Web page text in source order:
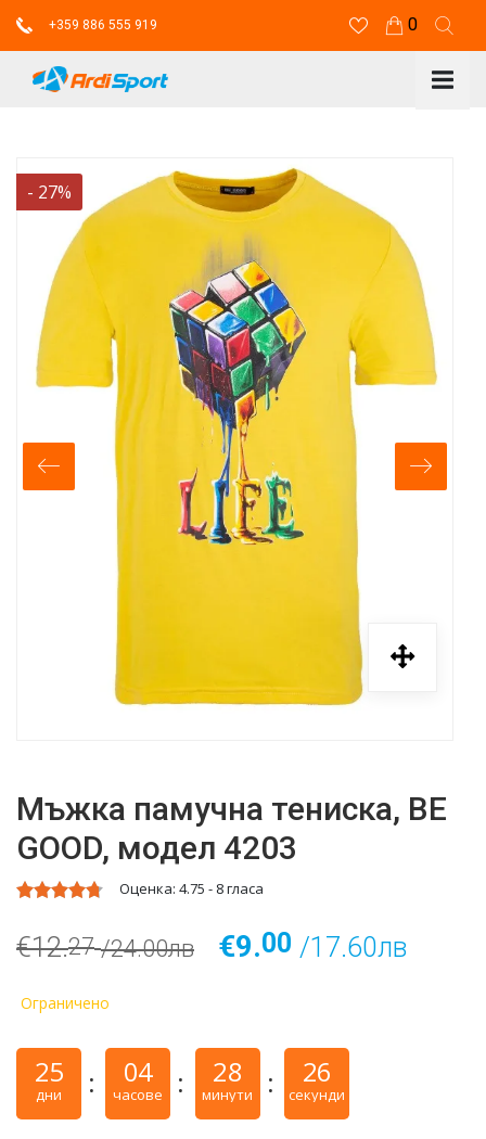
+359 886 555 919 0
- 27%
Мъжка памучна тениска, BE
GOOD, модел 4203
Оценка: 4.75 - 8гласа
€12.27 /24.00лв €9.00 /17.60лв
Ограничено
25
дни
04
часове
28
минути
26
секунди